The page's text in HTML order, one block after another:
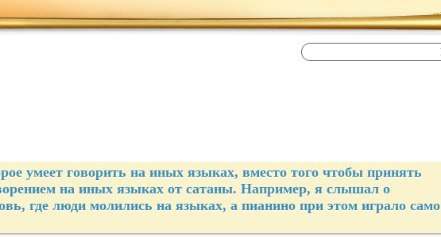
умеет говорить на иных языках, вместо того чтобы принять
на иных языках от сатаны. Например, я слышал о
где люди молились на языках, а пианино при этом играло само